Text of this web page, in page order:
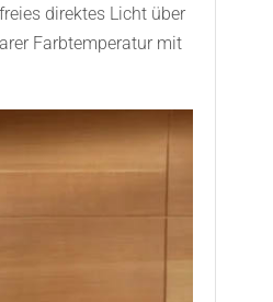
direktes Licht über
Farbtemperatur mit